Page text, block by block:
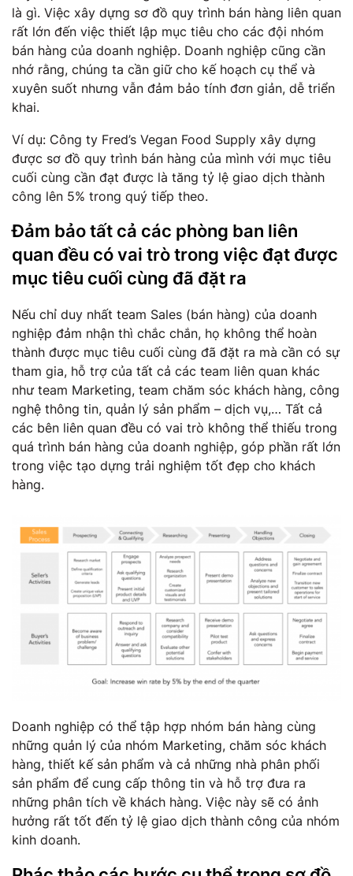
là gì. Việc xây dựng sơ đồ quy trình bán hàng liên quan
rất lớn đến việc thiết lập mục tiêu cho các đội nhóm
bán hàng của doanh nghiệp. Doanh nghiệp cũng cần
nhớ rằng, chúng ta cần giữ cho kế hoạch cụ thể và
xuyên suốt nhưng vẫn đảm bảo tính đơn giản, dễ triển
khai.
Ví dụ: Công ty Fred’s Vegan Food Supply xây dựng
được sơ đồ quy trình bán hàng của mình với mục tiêu
cuối cùng cần đạt được là tăng tỷ lệ giao dịch thành
công lên 5% trong quý tiếp theo.
Đảm bảo tất cả các phòng ban liên
quan đều có vai trò trong việc đạt được
mục tiêu cuối cùng đã đặt ra
Nếu chỉ duy nhất team Sales (bán hàng) của doanh
nghiệp đảm nhận thì chắc chắn, họ không thể hoàn
thành được mục tiêu cuối cùng đã đặt ra mà cần có sự
tham gia, hỗ trợ của tất cả các team liên quan khác
như team Marketing, team chăm sóc khách hàng, công
nghệ thông tin, quản lý sản phẩm – dịch vụ,… Tất cả
các bên liên quan đều có vai trò không thể thiếu trong
quá trình bán hàng của doanh nghiệp, góp phần rất lớn
trong việc tạo dựng trải nghiệm tốt đẹp cho khách
hàng.
Doanh nghiệp có thể tập hợp nhóm bán hàng cùng
những quản lý của nhóm Marketing, chăm sóc khách
hàng, thiết kế sản phẩm và cả những nhà phân phối
sản phẩm để cung cấp thông tin và hỗ trợ đưa ra
những phân tích về khách hàng. Việc này sẽ có ảnh
hưởng rất tốt đến tỷ lệ giao dịch thành công của nhóm
kinh doanh.